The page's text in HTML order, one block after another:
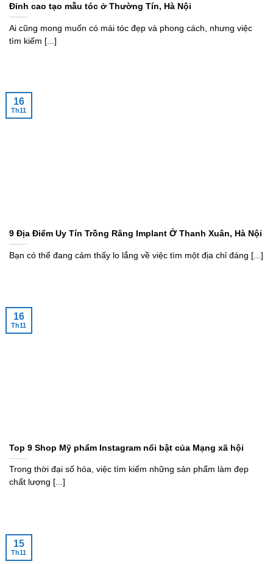
Đỉnh cao tạo mẫu tóc ở Thường Tín, Hà Nội
Ai cũng mong muốn có mái tóc đẹp và phong cách, nhưng việc
tìm kiếm [...]
9 Địa Điểm Uy Tín Trồng Răng Implant Ở Thanh Xuân, Hà Nội
Bạn có thể đang cảm thấy lo lắng về việc tìm một địa chỉ đáng [...]
16
Th11
Top 9 Shop Mỹ phẩm Instagram nổi bật của Mạng xã hội
Trong thời đại số hóa, việc tìm kiếm những sản phẩm làm đẹp
chất lượng [...]
16
Th11
15
Th11